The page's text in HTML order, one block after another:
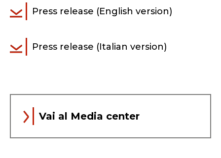
Press release (English version)
Press release (Italian version)
Vai al Media center